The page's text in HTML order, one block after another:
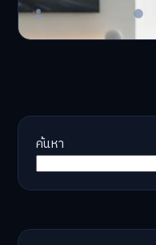
Master Bussiness
ค้นหา